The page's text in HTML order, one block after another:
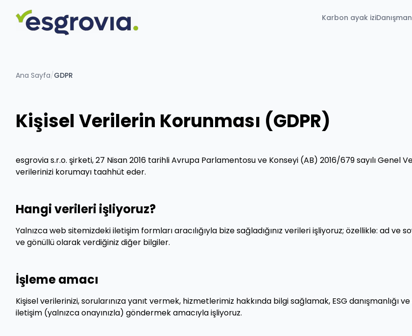
Karbon ayak izi
Ana Sayfa/GDPR
Kişisel Verilerin Korunması (GDPR)
esgrovia s.r.o. şirketi, 27 Nisan 2016 tarihli Avrupa Parlamentosu ve Konseyi (AB) 2016/679 sayılı Genel
verilerinizi korumayı taahhüt eder.
Hangi verileri işliyoruz?
Yalnızca web sitemizdeki iletişim formları aracılığıyla bize sağladığınız verileri işliyoruz; özellikle: ad
ve gönüllü olarak verdiğiniz diğer bilgiler.
İşleme amacı
Kişisel verilerinizi, sorularınıza yanıt vermek, hizmetlerimiz hakkında bilgi sağlamak, ESG
iletişim (yalnızca onayınızla) göndermek amacıyla işliyoruz.